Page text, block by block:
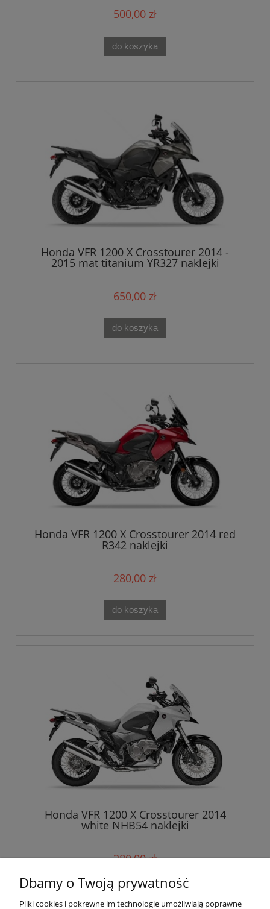
500,00 zł
do koszyka
Honda VFR 1200 X Crosstourer 2014 -
2015 mat titanium YR327 naklejki
650,00 zł
do koszyka
Honda VFR 1200 X Crosstourer 2014 red
R342 naklejki
280,00 zł
do koszyka
Honda VFR 1200 X Crosstourer 2014
white NHB54 naklejki
280,00 zł
do koszyka
Dbamy o Twoją prywatność
Pliki cookies i pokrewne im technologie umożliwiają poprawne